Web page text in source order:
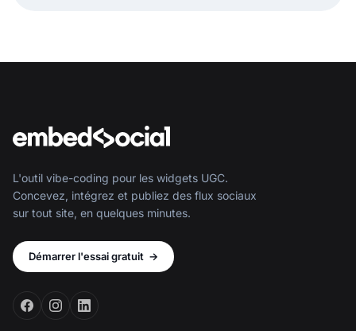
L'outil vibe-coding pour les widgets UGC.
Concevez, intégrez et publiez des flux sociaux
sur tout site, en quelques minutes.
Démarrer l'essai gratuit →